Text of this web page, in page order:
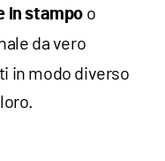
in stampo o
da vero
in modo diverso